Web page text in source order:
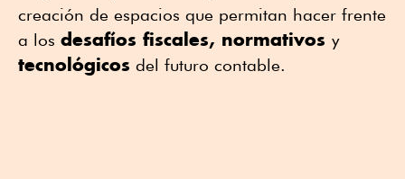
creación de espacios que permitan hacer frente
a los desafíos fiscales, normativos y
tecnológicos del futuro contable.